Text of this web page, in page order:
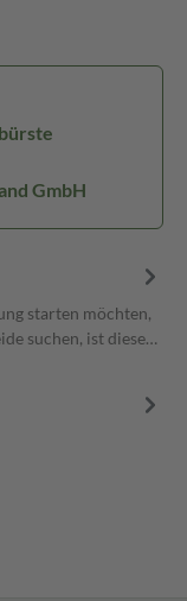
GmbH
starten möchten,
suchen, ist diese…